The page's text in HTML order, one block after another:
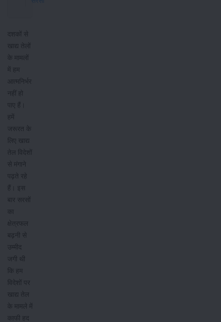
दशकों से
खाद्य तेलों
के मामलों
में हम
आत्मनिर्भर
नहीं हो
पाए हैं।
हमें
जरूरत के
लिए खाद्य
तेल विदेशों
से मंगाने
पढ़ते रहे
हैं। इस
बार सरसों
का
क्षेत्रफल
बढ़नी से
उम्मीद
जगी थी
कि हम
विदेशों पर
खाद्य तेल
के मामले में
काफी हद